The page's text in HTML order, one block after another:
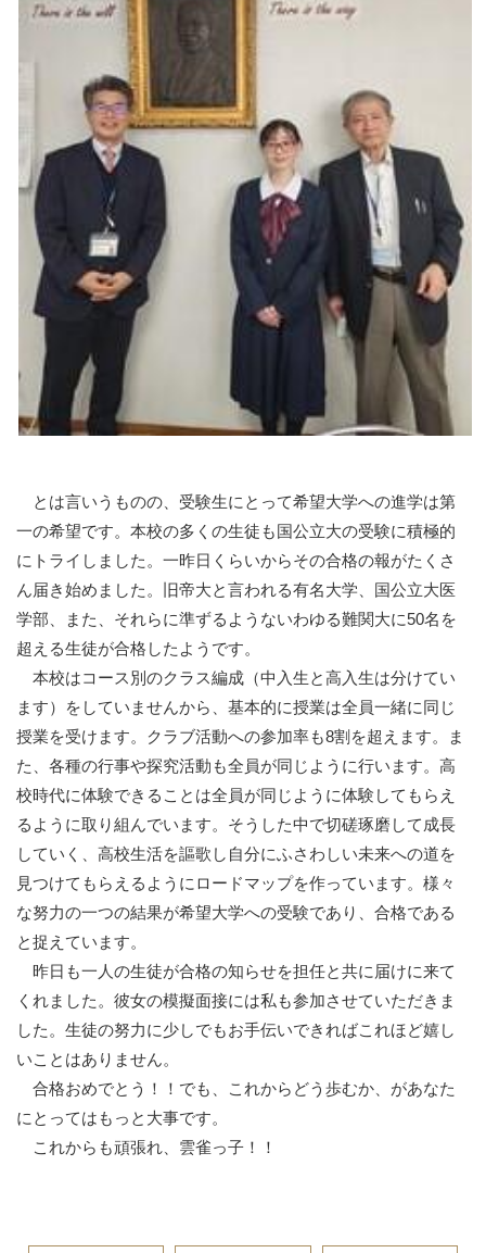
とは言いうものの、受験生にとって希望大学への進学は第
一の希望です。本校の多くの生徒も国公立大の受験に積極的
にトライしました。一昨日くらいからその合格の報がたくさ
ん届き始めました。旧帝大と言われる有名大学、国公立大医
学部、また、それらに準ずるようないわゆる難関大に50名を
超える生徒が合格したようです。
本校はコース別のクラス編成（中入生と高入生は分けてい
ます）をしていませんから、基本的に授業は全員一緒に同じ
授業を受けます。クラブ活動への参加率も8割を超えます。ま
た、各種の行事や探究活動も全員が同じように行います。高
校時代に体験できることは全員が同じように体験してもらえ
るように取り組んでいます。そうした中で切磋琢磨して成長
していく、高校生活を謳歌し自分にふさわしい未来への道を
見つけてもらえるようにロードマップを作っています。様々
な努力の一つの結果が希望大学への受験であり、合格である
と捉えています。
昨日も一人の生徒が合格の知らせを担任と共に届けに来て
くれました。彼女の模擬面接には私も参加させていただきま
した。生徒の努力に少しでもお手伝いできればこれほど嬉し
いことはありません。
合格おめでとう！！でも、これからどう歩むか、があなた
にとってはもっと大事です。
これからも頑張れ、雲雀っ子！！